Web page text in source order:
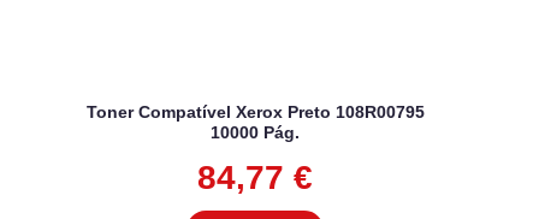
Toner Compatível Xerox Preto 108R00795
10000 Pág.
84,77 €